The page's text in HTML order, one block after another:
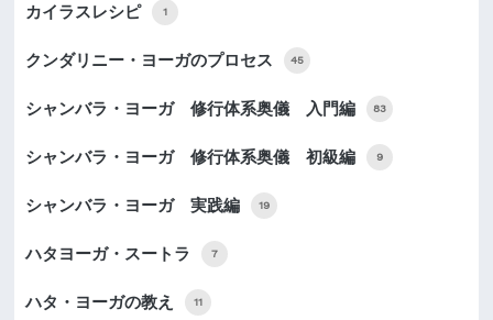
カイラスレシピ 1
クンダリニー・ヨーガのプロセス 45
シャンバラ・ヨーガ 修行体系奥儀 入門編 83
シャンバラ・ヨーガ 修行体系奥儀 初級編 9
シャンバラ・ヨーガ 実践編 19
ハタヨーガ・スートラ 7
ハタ・ヨーガの教え 11